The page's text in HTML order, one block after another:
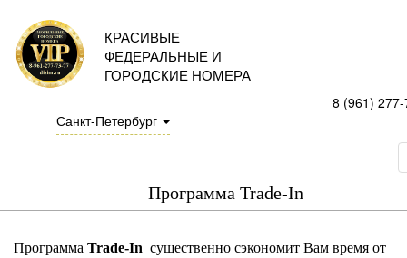
КРАСИВЫЕ
ФЕДЕРАЛЬНЫЕ И
ГОРОДСКИЕ НОМЕРА
Санкт-Петербург
8 (961)
Программа Trade-In
Программа Trade-In существенно сэкономит Вам время от